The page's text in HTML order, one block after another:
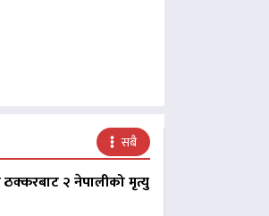
सबै
ठक्करबाट २ नेपालीको मृत्यु